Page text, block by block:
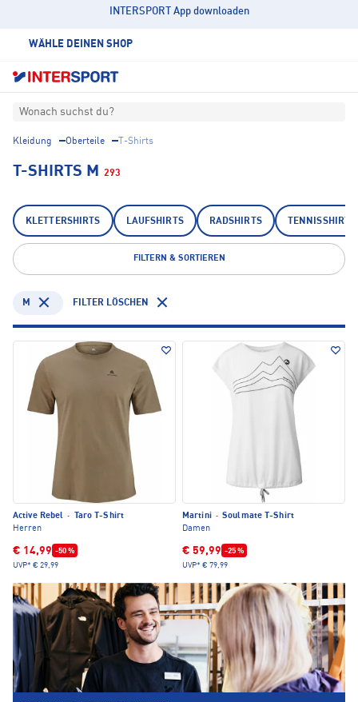
INTERSPORT App downloaden
WÄHLE DEINEN SHOP
Wonach suchst du?
Kleidung Oberteile T-Shirts
T-SHIRTS M 293
KLETTERSHIRTS LAUFSHIRTS RADSHIRTS TENNISSHIRTS
FILTERN & SORTIEREN
M FILTER LÖSCHEN
Active Rebel ·
Taro T-Shirt
Herren
€ 14,99 -50 %
UVP* € 29,99
Martini · Soulmate T-Shirt
Damen
€ 59,99 -25 %
UVP* € 79,99